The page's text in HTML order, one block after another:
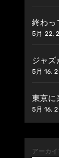
終わっ
5月 22,
ジャズ
5月 16,
東京に
5月 16,
アーカ